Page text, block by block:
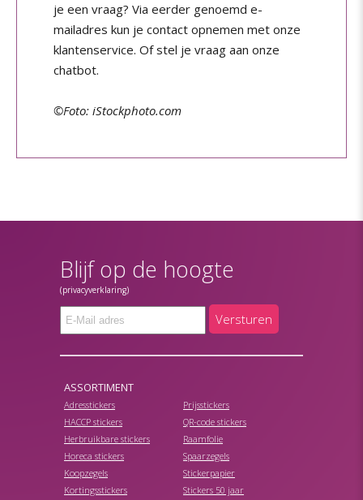
je een vraag? Via eerder genoemd e-
mailadres kun je contact opnemen met onze
klantenservice. Of stel je vraag aan onze
chatbot.
©Foto: iStockphoto.com
Blijf op de hoogte
(privacyverklaring)
Versturen
ASSORTIMENT
Adresstickers
HACCP stickers
Herbruikbare stickers
Horeca stickers
Koopzegels
Kortingsstickers
Prijsstickers
QR-code stickers
Raamfolie
Spaarzegels
Stickerpapier
Stickers 50 jaar